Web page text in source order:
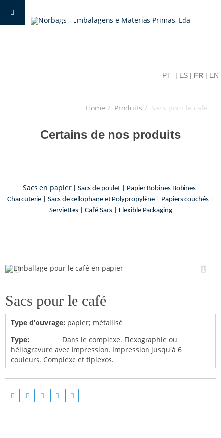
PT | ES | FR | EN
Home Produits Sacs pour le café
Certains de nos produits
Sacs en papier| Sacs de poulet| Papier Bobines Bobines|
Charcuterie
Sacs de cellophane et Polypropylène Papiers couchés
Serviettes| Café Sacs| Flexible Packaging
Sacs pour le café
Type d'ouvrage: papier; métallisé
Type:
Dans le complexe. Flexographie ou
héliogravure avec impression. Impression jusqu'à 6
couleurs. Complexe et tiplexos.